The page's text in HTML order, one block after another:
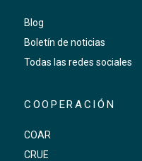
Blog
Boletín de noticias
Todas las redes sociales
COOPERACIÓN
COAR
CRUE